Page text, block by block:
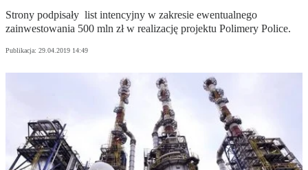
Strony podpisały list intencyjny w zakresie ewentualnego
zainwestowania 500 mln zł w realizację projektu Polimery Police.
Publikacja: 29.04.2019 14:49